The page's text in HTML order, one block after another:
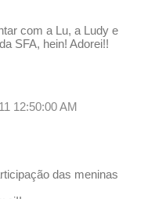
com a Lu, a Ludy e
SFA, hein! Adorei!!
12:50:00 AM
das meninas